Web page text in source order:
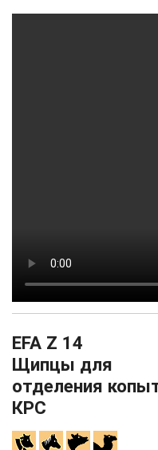
EFA Z 14
Щипцы для
отделения
КРС